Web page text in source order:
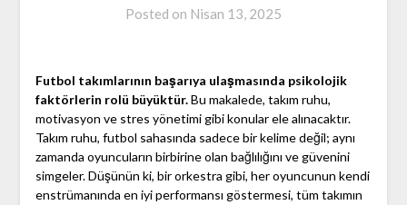
Posted on Nisan 13, 2025
Futbol takımlarının başarıya ulaşmasında psikolojik
faktörlerin rolü büyüktür.Bu makalede, takım ruhu,
motivasyon ve stres yönetimi gibi konular ele alınacaktır.
Takım ruhu, futbol sahasında sadece bir kelime değil; aynı
zamanda oyuncuların birbirine olan bağlılığını ve güvenini
simgeler. Düşünün ki, bir orkestra gibi, her oyuncunun kendi
enstrümanında en iyi performansı göstermesi, tüm takımın